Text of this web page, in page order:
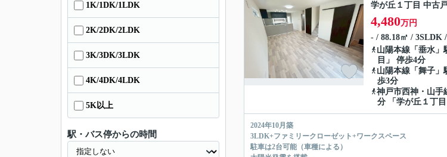
学が丘１丁目 中古
4,480万円
- / 88.18㎡ / 3SLDK
山陽本線 「 垂水
目」 停歩4分
山陽本線 「 舞子
歩3分
神戸市西神・山手
分 「学が丘１丁
2024年10月築
3LDK+ファミリークローゼット+ワークスペース
駐車は2台可能（車種による）
1K/1DK/1LDK
2K/2DK/2LDK
3K/3DK/3LDK
4K/4DK/4LDK
5K以上
駅・バス停からの時間